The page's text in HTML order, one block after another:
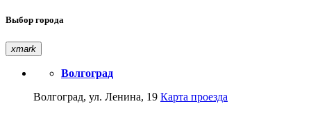
Выбор города
xmark
Волгоград
Волгоград, ул. Ленина, 19 Карта проезда